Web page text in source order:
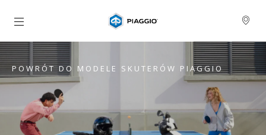
Idź do strony głównej
POWRÓT DO MODELE SKUTERÓW PIAGGIO